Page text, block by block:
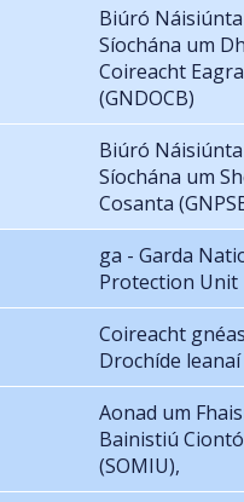
Biúró
Síochána um
Coireacht
(GNDOCB)
Biúró
Síochána um
Cosanta
ga - Garda
Protection Unit
Coireacht
Drochíde leanaí
Aonad um
Bainistiú
(SOMIU),